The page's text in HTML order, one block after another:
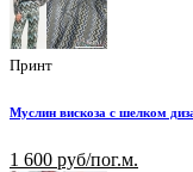
Принт
Муслин вискоза с шелком
1 600 руб/пог.м.